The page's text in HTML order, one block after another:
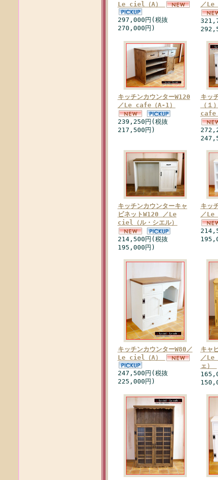
Le ciel（A）
297,000円(税抜
270,000円)
／Le
キッチンカウンターW120
／Le cafe（A-1）
239,250円(税抜
217,500円)
キッ
（１
cafe
キッチンカウンターキャ
ビネットW120 ／Le
ciel（ル・シエル）
214,500円(税抜
195,000円)
キッ
／
キッチンカウンターW80／
Le ciel（A）
247,500円(税抜
225,000円)
キャ
／Le
ェ）